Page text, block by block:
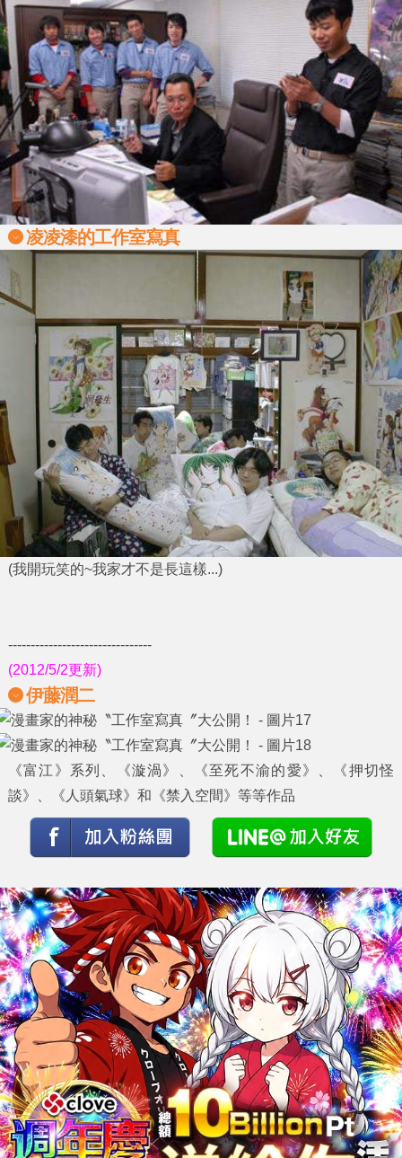
凌凌漆的工作室寫真
(我開玩笑的~我家才不是長這樣...)
--------------------------------
(2012/5/2更新)
伊藤潤二
《富江》系列、《漩渦》、《至死不渝的愛》、《押切怪
談》、《人頭氣球》和《禁入空間》等等作品